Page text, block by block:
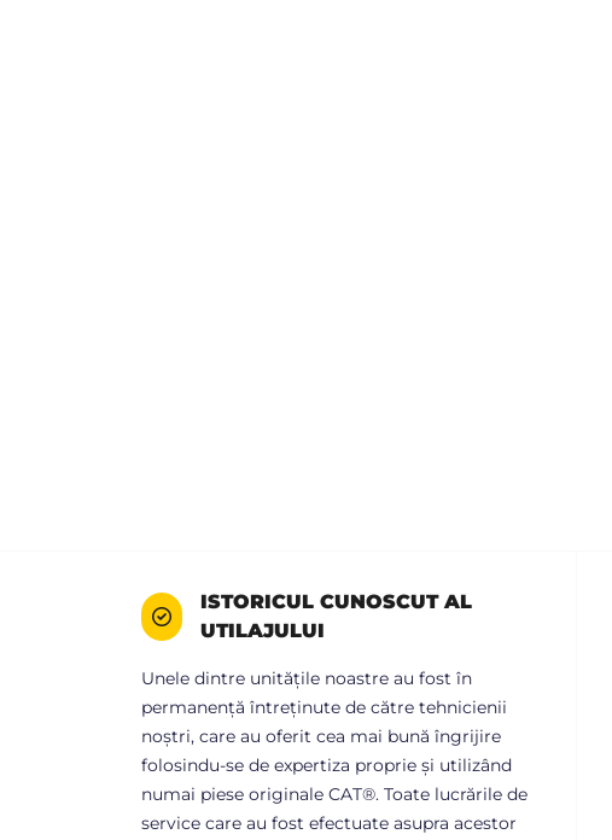
ISTORICUL CUNOSCUT AL
UTILAJULUI
Unele dintre unitățile noastre au fost în
permanență întreținute de către tehnicienii
noștri, care au oferit cea mai bună îngrijire
folosindu-se de expertiza proprie și utilizând
numai piese originale CAT®. Toate lucrările de
service care au fost efectuate asupra acestor